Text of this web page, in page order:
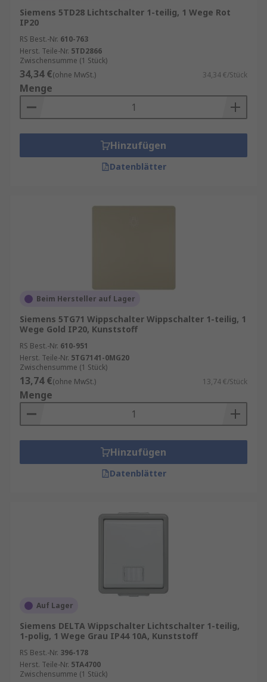
Siemens 5TD28 Lichtschalter 1-teilig, 1 Wege Rot
IP20
RS Best.-Nr. 610-763
Herst. Teile-Nr. 5TD2866
Zwischensumme (1 Stück)
34,34 €(ohne MwSt.) 34,34 €/Stück
Menge
Hinzufügen
Datenblätter
Beim Hersteller auf Lager
Siemens 5TG71 Wippschalter Wippschalter 1-teilig, 1
Wege Gold IP20, Kunststoff
RS Best.-Nr. 610-951
Herst. Teile-Nr. 5TG7141-0MG20
Zwischensumme (1 Stück)
13,74 €(ohne MwSt.) 13,74 €/Stück
Menge
Hinzufügen
Datenblätter
Auf Lager
Siemens DELTA Wippschalter Lichtschalter 1-teilig,
1-polig, 1 Wege Grau IP44 10A, Kunststoff
RS Best.-Nr. 396-178
Herst. Teile-Nr. 5TA4700
Zwischensumme (1 Stück)